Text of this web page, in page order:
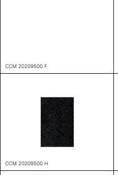
CCM 20209500 F
CCM 20209500 H